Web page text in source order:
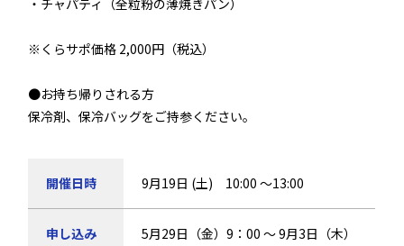
※くらサポ価格 2,000円（税込）
●お持ち帰りされる方
保冷剤、保冷バッグをご持参ください。
開催日時 9月19日 (土) 10:00 ～13:00
申し込み
5月29日（金）9：00 ～ 9月3日（木）